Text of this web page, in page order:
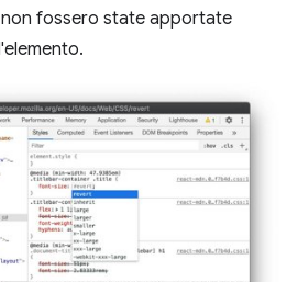
fossero state apportate